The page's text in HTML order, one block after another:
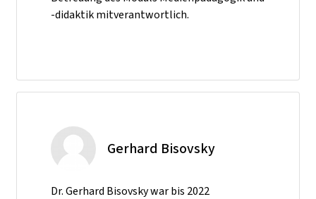
-didaktik mitverantwortlich.
Gerhard Bisovsky
Dr. Gerhard Bisovsky war bis 2022